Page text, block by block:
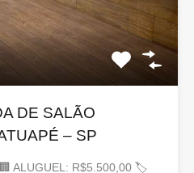
DE SALÃO
– SP
ALUGUEL: R$5.500,00 🏷